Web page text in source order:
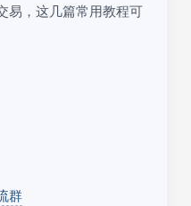
易，这几篇常用教程可
群